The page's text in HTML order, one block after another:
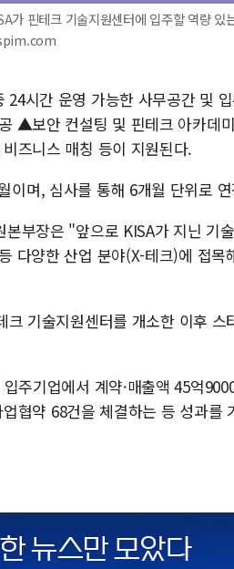
가 핀테크 기술지원센터에 입주할 역량
시간 운영 가능한 사무공간 및
▲보안 컨설팅 및 핀테크 아카데
즈니스 매칭 등이 지원된다.
이며, 심사를 통해 6개월 단위로
본부장은 "앞으로 KISA가 지닌 기
다양한 산업 분야(X-테크)에 접
크 기술지원센터를 개소한 이후
주기업에서 계약·매출액 45억
협약 68건을 체결하는 등 성과를